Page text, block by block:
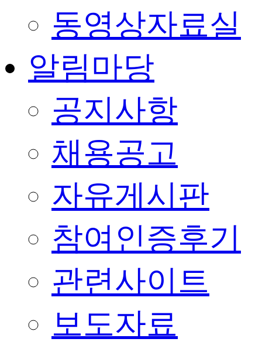
동영상자료실
알림마당
공지사항
채용공고
자유게시판
참여인증후기
관련사이트
보도자료